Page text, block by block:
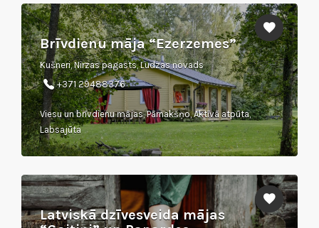
Brīvdienu māja “Ezerzemes”
Kušneri, Nirzas pagasts, Ludzas novads
+371 29488376
Viesu un brīvdienu mājas, Pārnakšņo, Aktīvā atpūta,
Labsajūta
Latviskā dzīvesveida mājas